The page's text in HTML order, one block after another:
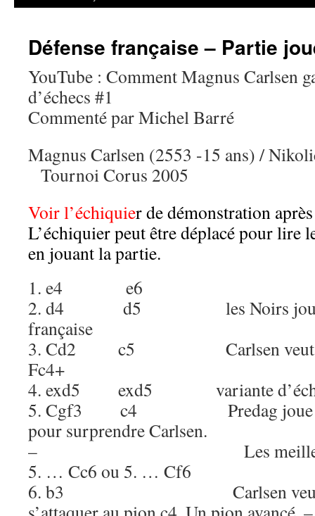
Défense française – Partie
YouTube : Comment Magnus Carlsen
d’échecs #1
Commenté par Michel Barré
Magnus Carlsen (2553 -15 ans) /
Tournoi Corus 2005
Voir l’échiquier de démonstration
L’échiquier peut être déplacé pour lire
en jouant la partie.
1. e4 e6
2. d4 d5 les Noirs jouent
française
3. Cd2 c5 Carlsen veut
Fc4+
4. exd5 exd5 variante
5. Cgf3 c4 Predag joue là
pour surprendre Carlsen.
– Les meilleurs
5. … Cc6 ou 5. … Cf6
6. b3 Carlsen veut